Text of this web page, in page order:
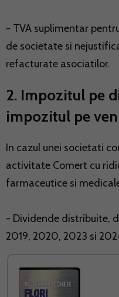
- TVA suplimentar
de societate si
refacturate asociatilor.
2. Impozitul pe
impozitul pe
In cazul unei societati
activitate Comert cu
farmaceutice si
- Dividende distribuite,
2019, 2020, 2023 si